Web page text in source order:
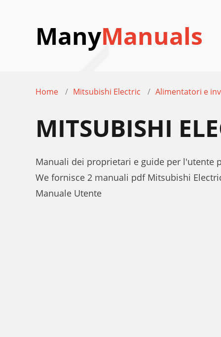
ManyManuals
Home Mitsubishi Electric Alimentatori e
MITSUBISHI
Manuali dei proprietari e guide per l'utente
We fornisce 2 manuali pdf Mitsubishi
Manuale Utente